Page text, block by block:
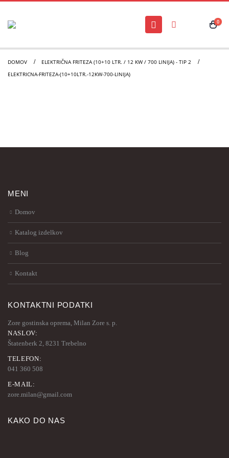
0
DOMOV
ELEKTRIČNA FRITEZA (10+10 LTR. / 12 KW / 700 LINIJA) - TIP 2
ELEKTRICNA-FRITEZA-(10+10LTR.-12KW-700-LINIJA)
MENI
Domov
Katalog izdelkov
Blog
Kontakt
KONTAKTNI PODATKI
Zore gostinska oprema, Milan Zore s. p.
NASLOV:
Štatenberk 2, 8231 Trebelno
TELEFON:
041 360 508
E-MAIL:
zore.milan@gmail.com
KAKO DO NAS